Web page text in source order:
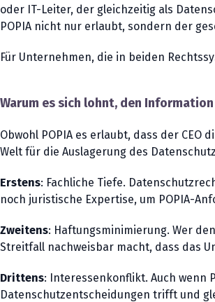
oder IT-Leiter, der gleichzeitig als
POPIA nicht nur erlaubt, sondern der
Für Unternehmen, die in beiden
Warum es sich lohnt, den
Obwohl POPIA es erlaubt, dass der
Welt für die Auslagerung des
Erstens: Fachliche Tiefe.
noch juristische Expertise, um POPIA-
Zweitens: Haftungsminimierung. Wer
Streitfall nachweisbar macht, dass das
Drittens: Interessenkonflikt. Auch wenn
Datenschutzentscheidungen trifft und